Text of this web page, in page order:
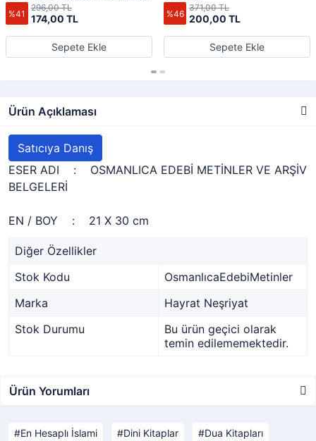
%41 174,00 TL
296,00 TL
Sepete Ekle
%46 200,00 TL
371,00 TL
Sepete Ekle
Ürün Açıklaması
Satıcıya Danış
ESER ADI : OSMANLICA EDEBİ METİNLER VE ARŞİV
BELGELERİ
EN / BOY : 21 X 30 cm
Diğer Özellikler
Stok Kodu
OsmanlıcaEdebiMetinler
Marka
Hayrat Neşriyat
Stok Durumu
Bu ürün geçici olarak
temin edilememektedir.
Ürün Yorumları
En Hesaplı İslami Dini Kitaplar Dua Kitapları